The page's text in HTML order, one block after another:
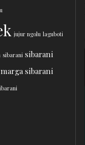
jujur ngolu laguboti
sibarani sibarani
sibarani